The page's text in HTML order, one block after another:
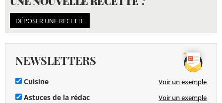
DÉPOSER UNE RECETTE
NEWSLETTERS
Cuisine Voir un exemple
Astuces de la rédac Voir un exemple